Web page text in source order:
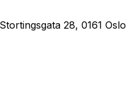
28, 0161 Oslo